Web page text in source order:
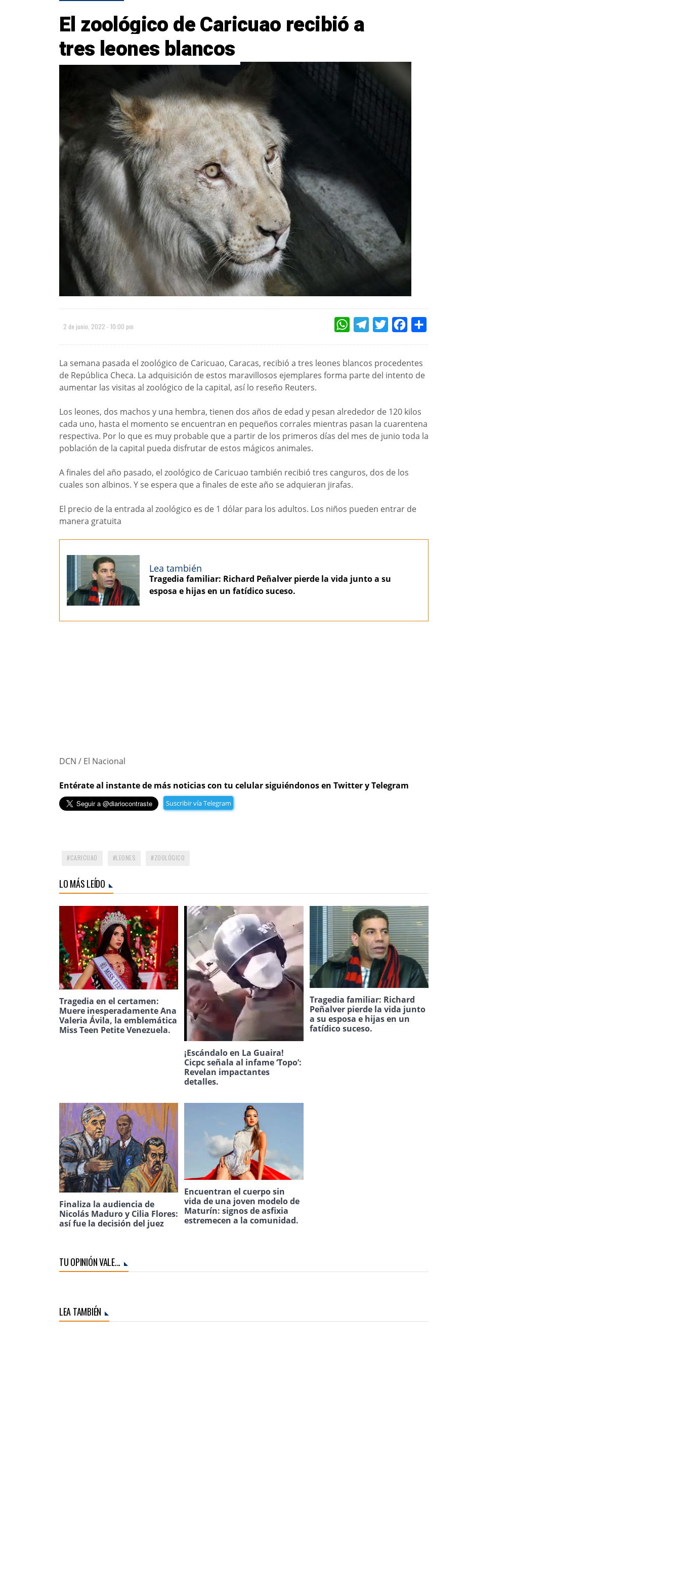
El zoológico de Caricuao recibió a
tres leones blancos
2 de junio, 2022 - 10:00 pm WHATSAPPTELEGRAMTWITTERFACEBOOK
La semana pasada el zoológico de Caricuao, Caracas, recibió a tres leones blancos procedentes
de República Checa. La adquisición de estos maravillosos ejemplares forma parte del intento de
aumentar las visitas al zoológico de la capital, así lo reseño Reuters.
Los leones, dos machos y una hembra, tienen dos años de edad y pesan alrededor de 120 kilos
cada uno, hasta el momento se encuentran en pequeños corrales mientras pasan la cuarentena
respectiva. Por lo que es muy probable que a partir de los primeros días del mes de junio toda la
población de la capital pueda disfrutar de estos mágicos animales.
A finales del año pasado, el zoológico de Caricuao también recibió tres canguros, dos de los
cuales son albinos. Y se espera que a finales de este año se adquieran jirafas.
El precio de la entrada al zoológico es de 1 dólar para los adultos. Los niños pueden entrar de
manera gratuita
Lea también
Tragedia familiar: Richard Peñalver pierde la vida junto a su
esposa e hijas en un fatídico suceso.
DCN / El Nacional
Entérate al instante de más noticias con tu celular siguiéndonos en Twitter y Telegram
Suscribir vía Telegram
CARICUAO LEONES ZOOLÓGICO
LO MÁS LEÍDO
Tragedia en el certamen:
Muere inesperadamente Ana
Valeria Ávila, la emblemática
Miss Teen Petite Venezuela.
¡Escándalo en La Guaira!
Cicpc señala al infame ‘Topo’:
Revelan impactantes
detalles.
Tragedia familiar: Richard
Peñalver pierde la vida junto
a su esposa e hijas en un
fatídico suceso.
Finaliza la audiencia de
Nicolás Maduro y Cilia Flores:
así fue la decisión del juez
Encuentran el cuerpo sin
vida de una joven modelo de
Maturín: signos de asfixia
estremecen a la comunidad.
TU OPINIÓN VALE...
LEA TAMBIÉN